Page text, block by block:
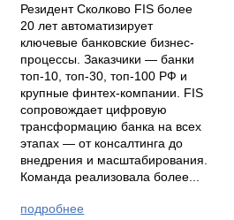
Резидент Сколково FIS более
20 лет автоматизирует
ключевые банковские бизнес-
процессы. Заказчики — банки
топ-10, топ-30, топ-100 РФ и
крупные финтех-компании. FIS
сопровождает цифровую
трансформацию банка на всех
этапах — от консалтинга до
внедрения и масштабирования.
Команда реализовала более...
подробнее